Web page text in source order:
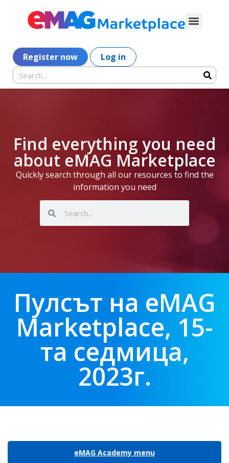
Register now Log in
Find everything you need
about eMAG Marketplace
Quickly search through all our resources to find the
information you need
Пулсът на eMAG
Marketplace, 15-
та седмица,
2023г.
eMAG Academy menu